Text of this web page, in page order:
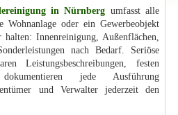
in Nürnberg umfasst alle
oder ein Gewerbeobjekt
Innenreinigung, Außenflächen,
nach Bedarf. Seriöse
Leistungsbeschreibungen, festen
jede Ausführung
und Verwalter jederzeit den